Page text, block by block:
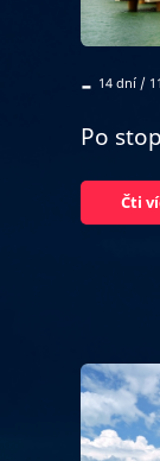
- 14 dní /
Po
Čti